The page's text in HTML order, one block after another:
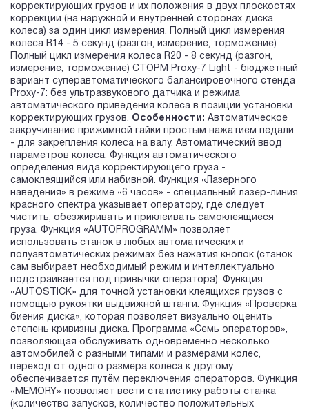
корректирующих грузов и их положения в двух плоскостях
коррекции (на наружной и внутренней сторонах диска
колеса) за один цикл измерения. Полный цикл измерения
колеса R14 - 5 секунд (разгон, измерение, торможение)
Полный цикл измерения колеса R20 - 8 секунд (разгон,
измерение, торможение) СТОРМ Proxy-7 Light - бюджетный
вариант суперавтоматического балансировочного стенда
Proxy-7: без ультразвукового датчика и режима
автоматического приведения колеса в позиции установки
корректирующих грузов. Особенности: Автоматическое
закручивание прижимной гайки простым нажатием педали
- для закрепления колеса на валу. Автоматический ввод
параметров колеса. Функция автоматического
определения вида корректирующего груза -
самоклеящийся или набивной. Функция «Лазерного
наведения» в режиме «6 часов» - специальный лазер-линия
красного спектра указывает оператору, где следует
чистить, обезжиривать и приклеивать самоклеящиеся
груза. Функция «AUTOPROGRAMM» позволяет
использовать станок в любых автоматических и
полуавтоматических режимах без нажатия кнопок (станок
сам выбирает необходимый режим и интеллектуально
подстраивается под привычки оператора). Функция
«AUTOSTICK» для точной установки клеящихся грузов с
помощью рукоятки выдвижной штанги. Функция «Проверка
биения диска», которая позволяет визуально оценить
степень кривизны диска. Программа «Семь операторов»,
позволяющая обслуживать одновременно несколько
автомобилей с разными типами и размерами колес,
переход от одного размера колеса к другому
обеспечивается путём переключения операторов. Функция
«MEMORY» позволяет вести статистику работы станка
(количество запусков, количество положительных